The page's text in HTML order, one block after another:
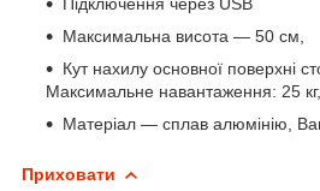
Максимальна висота — 50 см,
Кут нахилу основної поверхні
Максимальне навантаження: 25 кг,
Матеріал — сплав алюмінію,
Приховати